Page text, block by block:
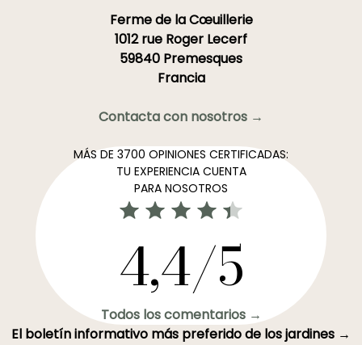
Ferme de la Cœuillerie
1012 rue Roger Lecerf
59840 Premesques
Francia
Contacta con nosotros →
MÁS DE 3700 OPINIONES CERTIFICADAS:
TU EXPERIENCIA CUENTA
PARA NOSOTROS
4,4/5
Todos los comentarios →
El boletín informativo más preferido de los jardines →